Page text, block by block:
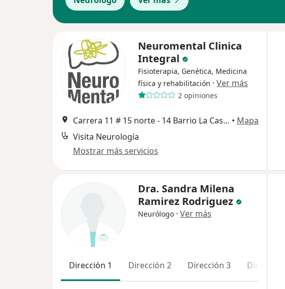
Neuromental Clinica
Integral
Fisioterapia, Genética, Medicina
física y rehabilitación · Ver más
2 opiniones
Carrera 11 # 15 norte - 14 Barrio La Castellana, Armenia • Mapa
Visita Neurología
Mostrar más servicios
Dra. Sandra Milena
Ramirez Rodriguez
Neurólogo · Ver más
Dirección 1 Dirección 2 Dirección 3 Dirección 4